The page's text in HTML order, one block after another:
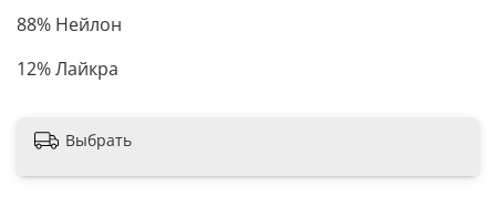
88% Нейлон
12% Лайкра
Выбрать